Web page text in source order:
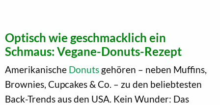
Optisch wie geschmacklich ein
Schmaus: Vegane-Donuts-Rezept
Amerikanische Donuts gehören – neben Muffins,
Brownies, Cupcakes & Co. – zu den beliebtesten
Back-Trends aus den USA. Kein Wunder: Das